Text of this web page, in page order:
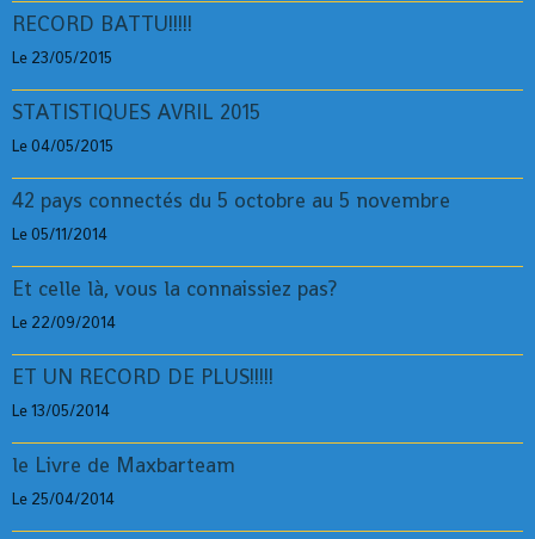
RECORD BATTU!!!!!
Le 23/05/2015
STATISTIQUES AVRIL 2015
Le 04/05/2015
42 pays connectés du 5 octobre au 5 novembre
Le 05/11/2014
Et celle là, vous la connaissiez pas?
Le 22/09/2014
ET UN RECORD DE PLUS!!!!!
Le 13/05/2014
le Livre de Maxbarteam
Le 25/04/2014